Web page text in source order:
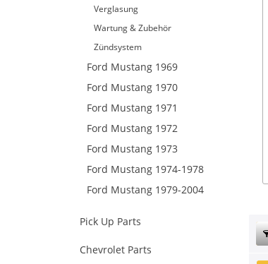
Verglasung
Wartung & Zubehör
Zündsystem
Ford Mustang 1969
Ford Mustang 1970
Ford Mustang 1971
Ford Mustang 1972
Ford Mustang 1973
Ford Mustang 1974-1978
Ford Mustang 1979-2004
Pick Up Parts
Chevrolet Parts